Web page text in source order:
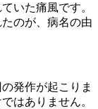
いた痛風です。
のが、病名の由
発作が起こりま
はありません。